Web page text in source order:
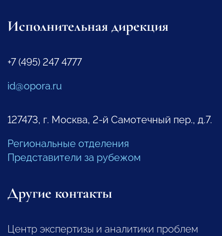
Исполнительная дирекция
+7 (495) 247 4777
id@opora.ru
127473, г. Москва, 2-й Самотечный пер., д.7.
Региональные отделения
Представители за рубежом
Другие контакты
Центр экспертизы и аналитики проблем